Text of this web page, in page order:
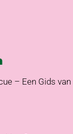
– Een Gids van